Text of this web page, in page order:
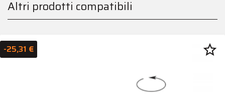
Altri prodotti compatibili
-25,31 € star_border